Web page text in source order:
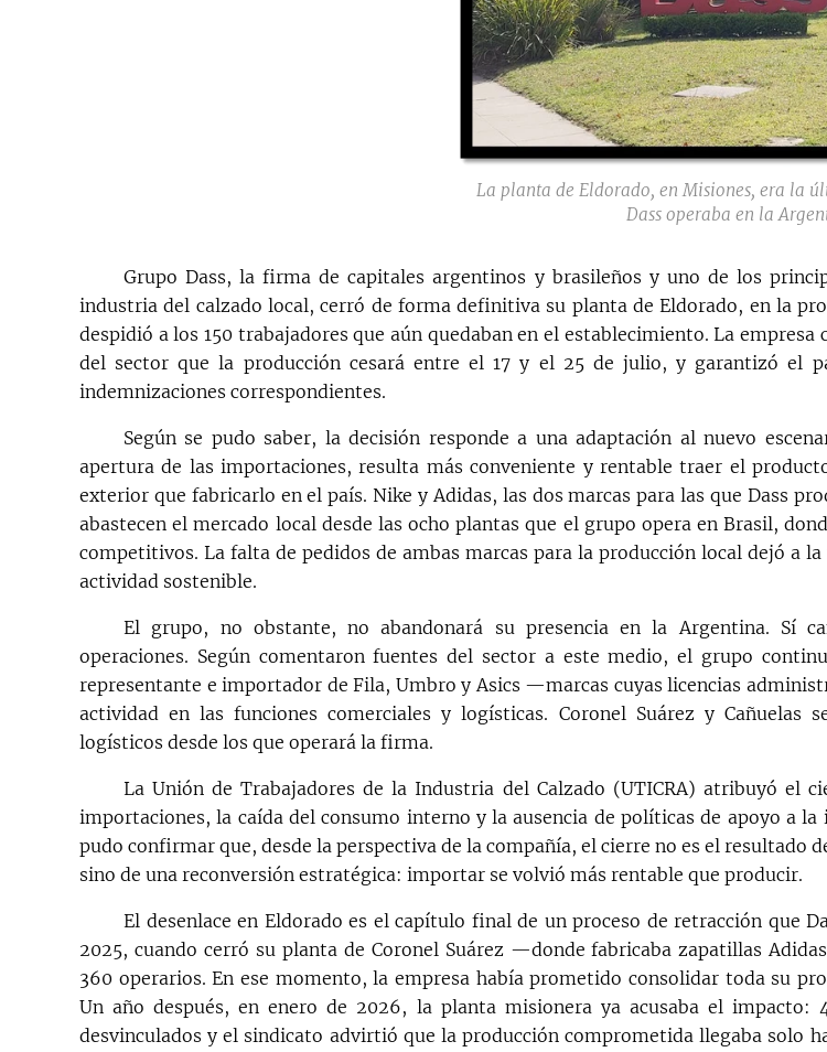
La planta de Eldorado, en Misiones, era la
Dass operaba en la
Grupo Dass, la firma de capitales argentinos y brasileños y uno de los
industria del calzado local, cerró de forma definitiva su planta de Eldorado, en la
despidió a los 150 trabajadores que aún quedaban en el establecimiento. La empresa
del sector que la producción cesará entre el 17 y el 25 de julio, y garantizó el
indemnizaciones correspondientes.
Según se pudo saber, la decisión responde a una adaptación al nuevo
apertura de las importaciones, resulta más conveniente y rentable traer el
exterior que fabricarlo en el país. Nike y Adidas, las dos marcas para las que Dass
abastecen el mercado local desde las ocho plantas que el grupo opera en Brasil,
competitivos. La falta de pedidos de ambas marcas para la producción local dejó a
actividad sostenible.
El grupo, no obstante, no abandonará su presencia en la Argentina. Sí
operaciones. Según comentaron fuentes del sector a este medio, el grupo
representante e importador de Fila, Umbro y Asics —marcas cuyas licencias
actividad en las funciones comerciales y logísticas. Coronel Suárez y Cañuelas
logísticos desde los que operará la firma.
La Unión de Trabajadores de la Industria del Calzado (UTICRA) atribuyó el
importaciones, la caída del consumo interno y la ausencia de políticas de apoyo a la
pudo confirmar que, desde la perspectiva de la compañía, el cierre no es el resultado
sino de una reconversión estratégica: importar se volvió más rentable que producir.
El desenlace en Eldorado es el capítulo final de un proceso de retracción que
2025, cuando cerró su planta de Coronel Suárez —donde fabricaba zapatillas
360 operarios. En ese momento, la empresa había prometido consolidar toda su
Un año después, en enero de 2026, la planta misionera ya acusaba el impacto:
desvinculados y el sindicato advirtió que la producción comprometida llegaba solo